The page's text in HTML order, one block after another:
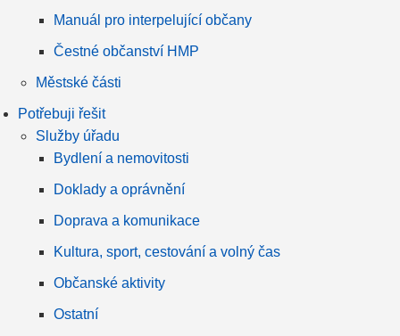
Manuál pro interpelující občany
Čestné občanství HMP
Městské části
Potřebuji řešit
Služby úřadu
Bydlení a nemovitosti
Doklady a oprávnění
Doprava a komunikace
Kultura, sport, cestování a volný čas
Občanské aktivity
Ostatní